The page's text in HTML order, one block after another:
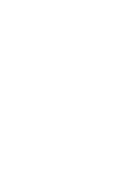
деятельности
«Стадион»